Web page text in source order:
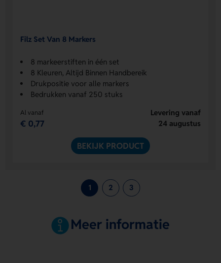
Filz Set Van 8 Markers
8 markeerstiften in één set
8 Kleuren, Altijd Binnen Handbereik
Drukpositie voor alle markers
Bedrukken vanaf 250 stuks
Al vanaf
€ 0,77
Levering vanaf
24 augustus
BEKIJK PRODUCT
1 2 3
Meer informatie